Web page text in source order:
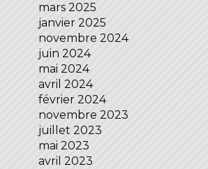
mars 2025
janvier 2025
novembre 2024
juin 2024
mai 2024
avril 2024
février 2024
novembre 2023
juillet 2023
mai 2023
avril 2023